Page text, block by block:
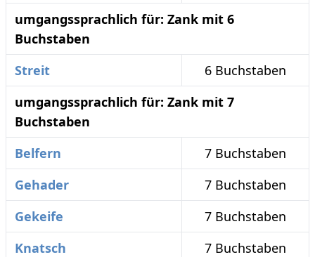
umgangssprachlich für: Zank mit 6
Buchstaben
Streit
6 Buchstaben
umgangssprachlich für: Zank mit 7
Buchstaben
Belfern
7 Buchstaben
Gehader
7 Buchstaben
Gekeife
7 Buchstaben
Knatsch
7 Buchstaben